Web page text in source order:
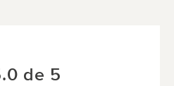
de 5